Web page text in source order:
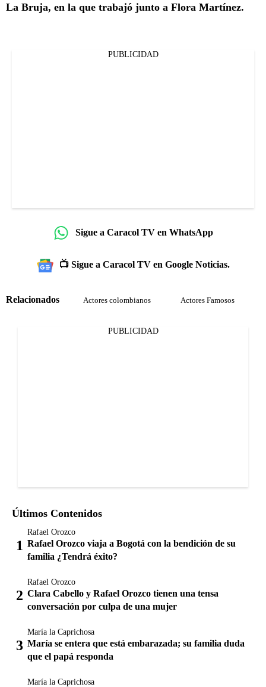
La Bruja, en la que trabajó junto a Flora Martínez.
PUBLICIDAD
Sigue a Caracol TV en WhatsApp
📺 Sigue a Caracol TV en Google Noticias.
Relacionados Actores colombianos Actores Famosos
PUBLICIDAD
Últimos Contenidos
Rafael Orozco
Rafael Orozco viaja a Bogotá con la bendición de su
familia ¿Tendrá éxito?
Rafael Orozco
Clara Cabello y Rafael Orozco tienen una tensa
conversación por culpa de una mujer
María la Caprichosa
María se entera que está embarazada; su familia duda
que el papá responda
María la Caprichosa